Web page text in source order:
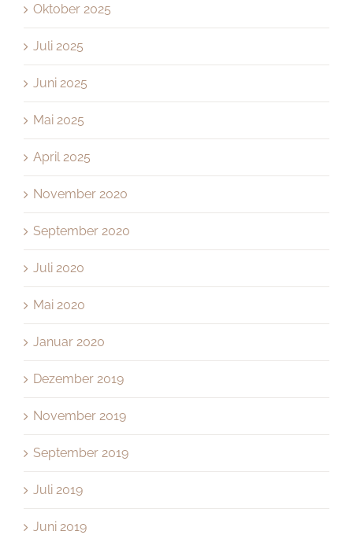
Oktober 2025
Juli 2025
Juni 2025
Mai 2025
April 2025
November 2020
September 2020
Juli 2020
Mai 2020
Januar 2020
Dezember 2019
November 2019
September 2019
Juli 2019
Juni 2019